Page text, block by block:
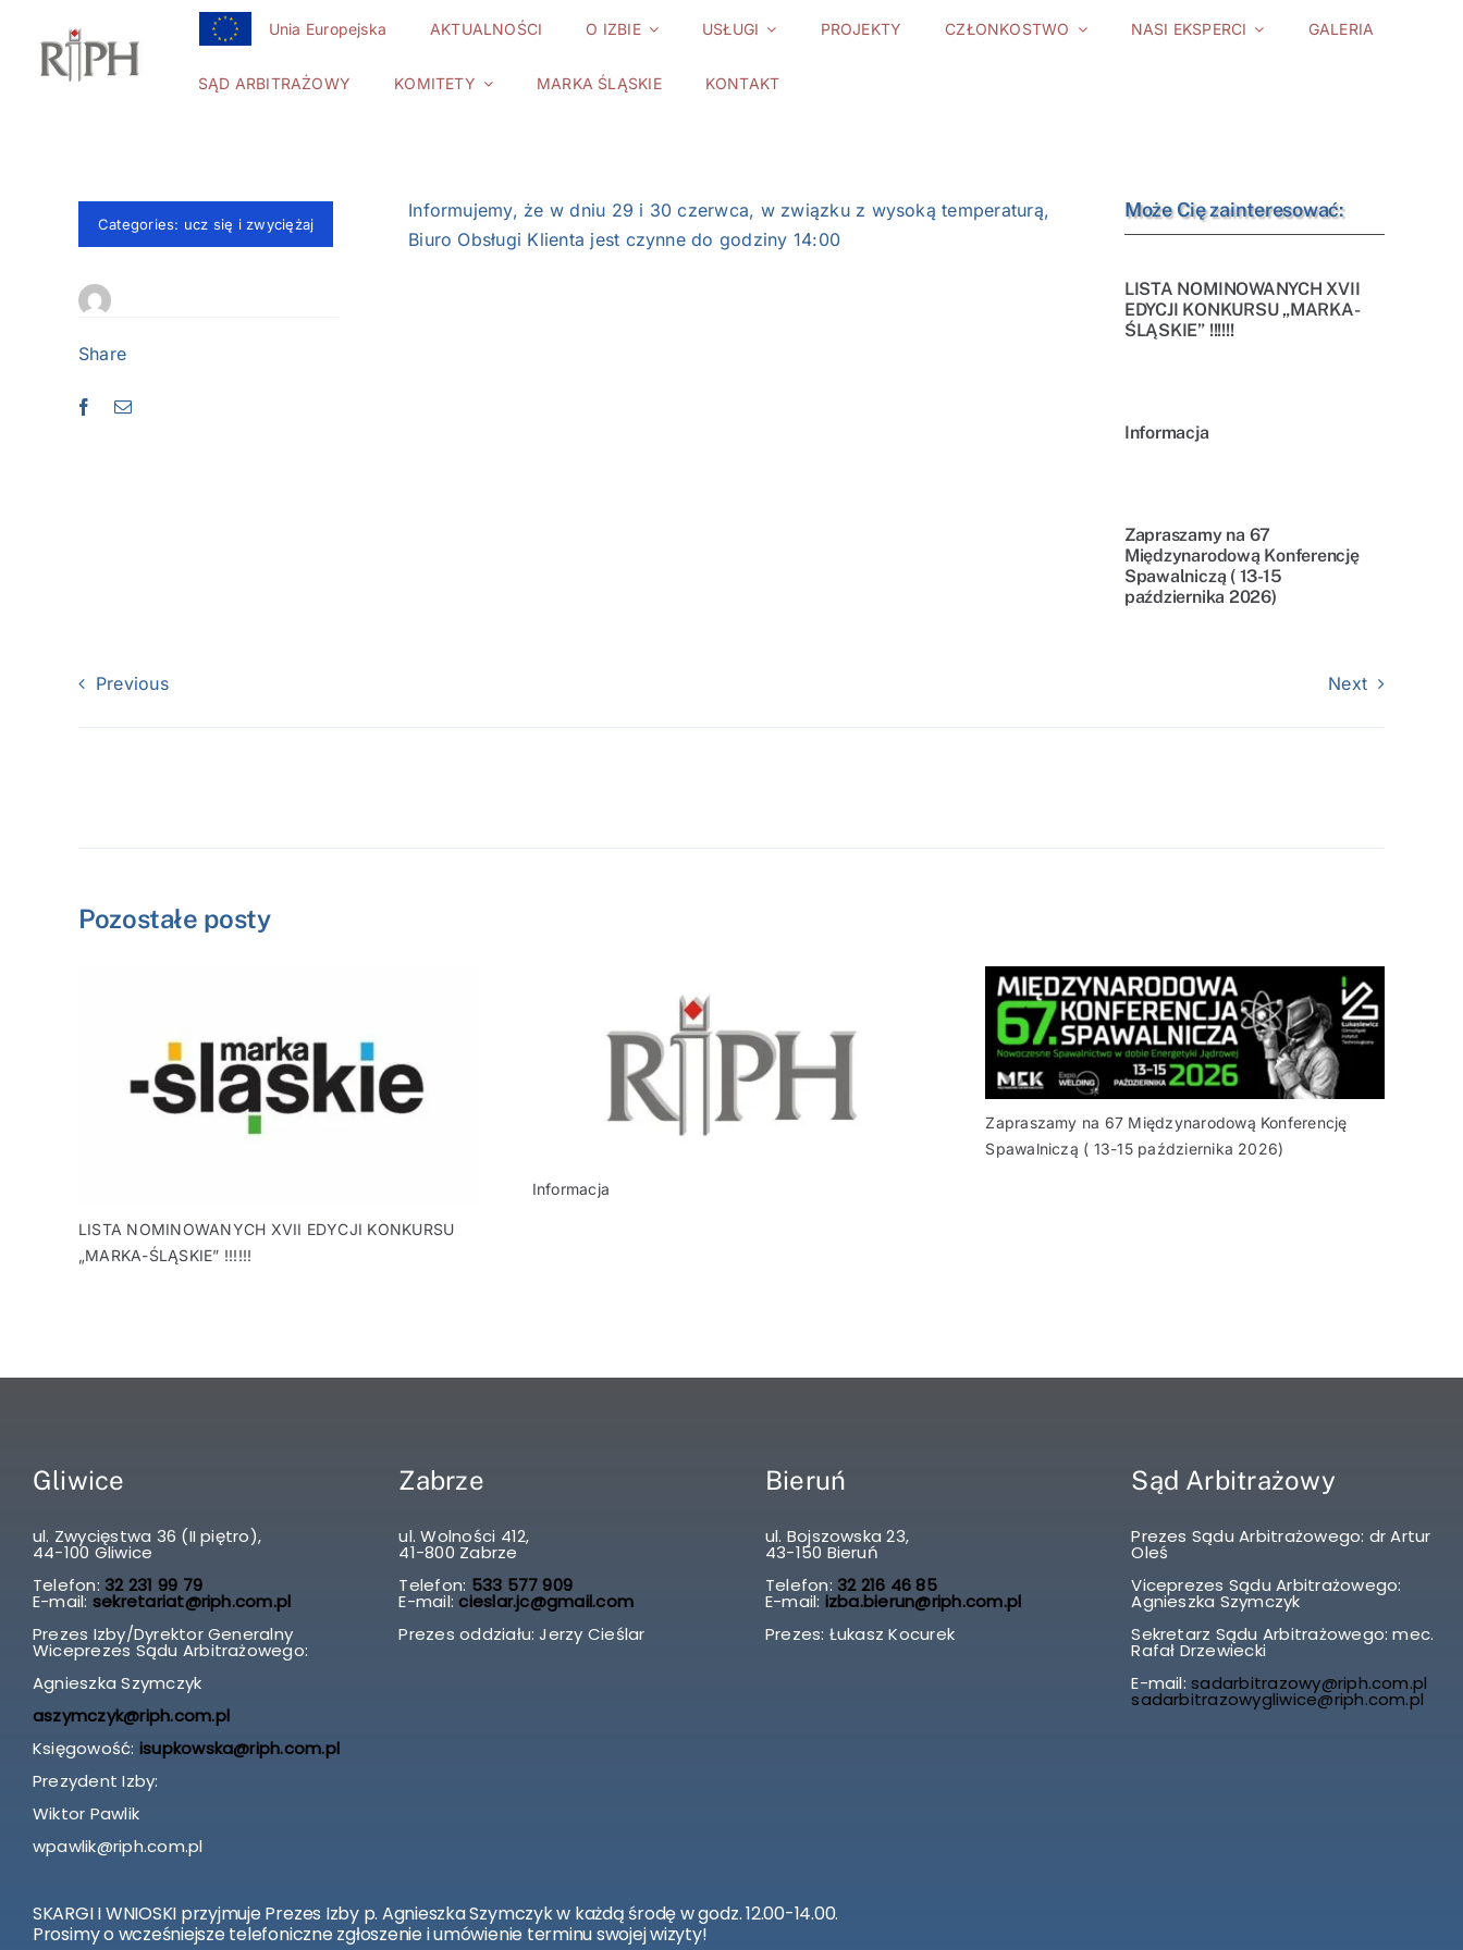
zawartości
Unia Europejska AKTUALNOŚCI O IZBIE USŁUGI PROJEKTY CZŁONKOSTWO NASI EKSPERCI GALERIA
SĄD ARBITRAŻOWY KOMITETY MARKA ŚLĄSKIE KONTAKT
Categories: ucz się i zwyciężaj
Share
Informujemy, że w dniu 29 i 30 czerwca, w związku z wysoką temperaturą,
Biuro Obsługi Klienta jest czynne do godziny 14:00
Może Cię zainteresować:
LISTA NOMINOWANYCH XVII
EDYCJI KONKURSU „MARKA-
ŚLĄSKIE” !!!!!!
Informacja
Zapraszamy na 67
Międzynarodową Konferencję
Spawalniczą ( 13-15
października 2026)
Previous Next
Pozostałe posty
LISTA NOMINOWANYCH XVII EDYCJI KONKURSU
„MARKA-ŚLĄSKIE” !!!!!!
Informacja
Zapraszamy na 67 Międzynarodową Konferencję
Spawalniczą ( 13-15 października 2026)
Gliwice
ul. Zwycięstwa 36 (II piętro),
44-100 Gliwice
Telefon: 32 231 99 79
E-mail: sekretariat@riph.com.pl
Prezes Izby/Dyrektor Generalny
Wiceprezes Sądu Arbitrażowego:
Agnieszka Szymczyk
aszymczyk@riph.com.pl
Księgowość: isupkowska@riph.com.pl
Prezydent Izby:
Wiktor Pawlik
wpawlik@riph.com.pl
Zabrze
ul. Wolności 412,
41-800 Zabrze
Telefon: 533 577 909
E-mail: cieslar.jc@gmail.com
Prezes oddziału: Jerzy Cieślar
Bieruń
ul. Bojszowska 23,
43-150 Bieruń
Telefon: 32 216 46 85
E-mail: izba.bierun@riph.com.pl
Prezes: Łukasz Kocurek
Sąd Arbitrażowy
Prezes Sądu Arbitrażowego: dr Artur
Oleś
Viceprezes Sądu Arbitrażowego:
Agnieszka Szymczyk
Sekretarz Sądu Arbitrażowego: mec.
Rafał Drzewiecki
E-mail:sadarbitrazowy@riph.com.pl
sadarbitrazowygliwice@riph.com.pl
SKARGI I WNIOSKI przyjmuje Prezes Izby p. Agnieszka Szymczyk w każdą środę w godz. 12.00-14.00.
Prosimy o wcześniejsze telefoniczne zgłoszenie i umówienie terminu swojej wizyty!